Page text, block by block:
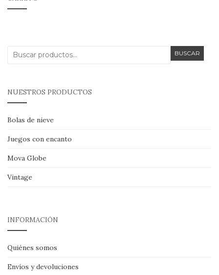
Buscar
BUSCAR
NUESTROS PRODUCTOS
Bolas de nieve
Juegos con encanto
Mova Globe
Vintage
INFORMACIÓN
Quiénes somos
Envíos y devoluciones